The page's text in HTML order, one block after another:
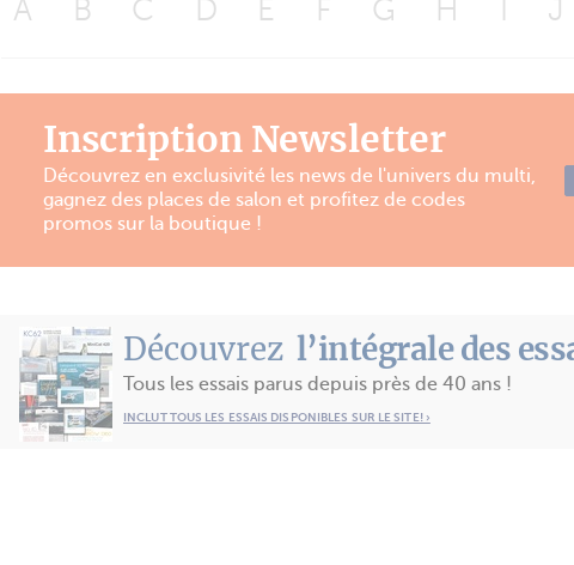
A B C D E F G H J
Inscription Newsletter
Découvrez en exclusivité les news de l'univers du multi,
gagnez des places de salon et profitez de codes
promos sur la boutique !
Découvrez l’intégrale des
Tous les essais parus depuis près de 40 ans !
INCLUT TOUS LES ESSAIS DISPONIBLES SUR LE SITE! ›